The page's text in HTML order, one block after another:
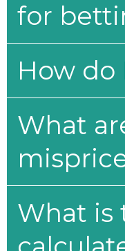
for
How
What
What is